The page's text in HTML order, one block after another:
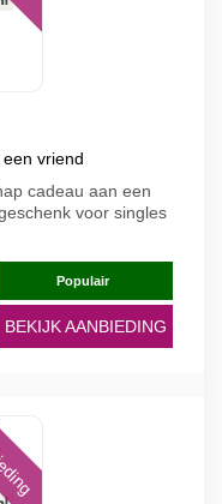
vriend
cadeau aan een
voor singles
Populair
BEKIJK AANBIEDING